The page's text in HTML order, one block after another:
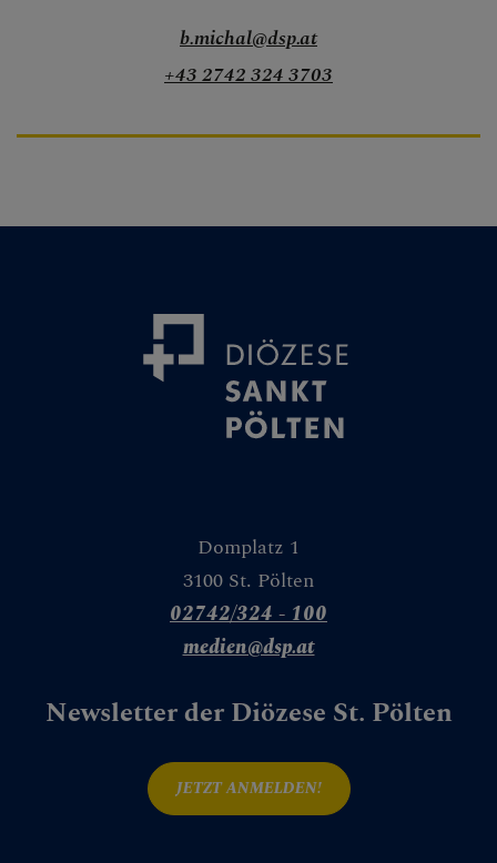
b.michal@dsp.at
+43 2742 324 3703
Domplatz 1
3100 St. Pölten
02742/324 - 100
medien@dsp.at
Newsletter der Diözese St. Pölten
JETZT ANMELDEN!